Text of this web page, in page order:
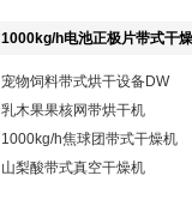
1000kg/h电池正极片带式干
宠物饲料带式烘干设备DW
乳木果果核网带烘干机
1000kg/h焦球团带式干燥机
山梨酸带式真空干燥机